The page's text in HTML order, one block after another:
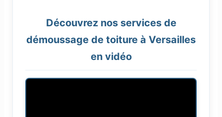
Découvrez nos services de
démoussage de toiture à Versailles
en vidéo